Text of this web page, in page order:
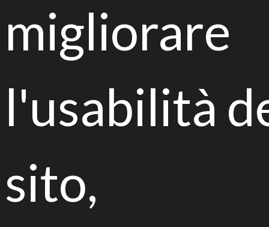
Sfide e opportunità del biorisanamento
green cities
migliorare
l'usabilità
sito,